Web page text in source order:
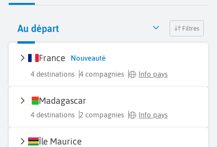
Au départ Filtres
France
Nouveauté
4 destinations 4 compagnies Info pays
Madagascar
4 destinations 2 compagnies Info pays
Île Maurice